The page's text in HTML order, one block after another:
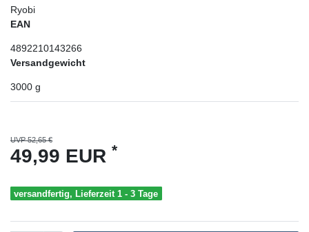
Ryobi
EAN
4892210143266
Versandgewicht
3000 g
UVP 52,65 €
49,99 EUR *
versandfertig, Lieferzeit 1 - 3 Tage